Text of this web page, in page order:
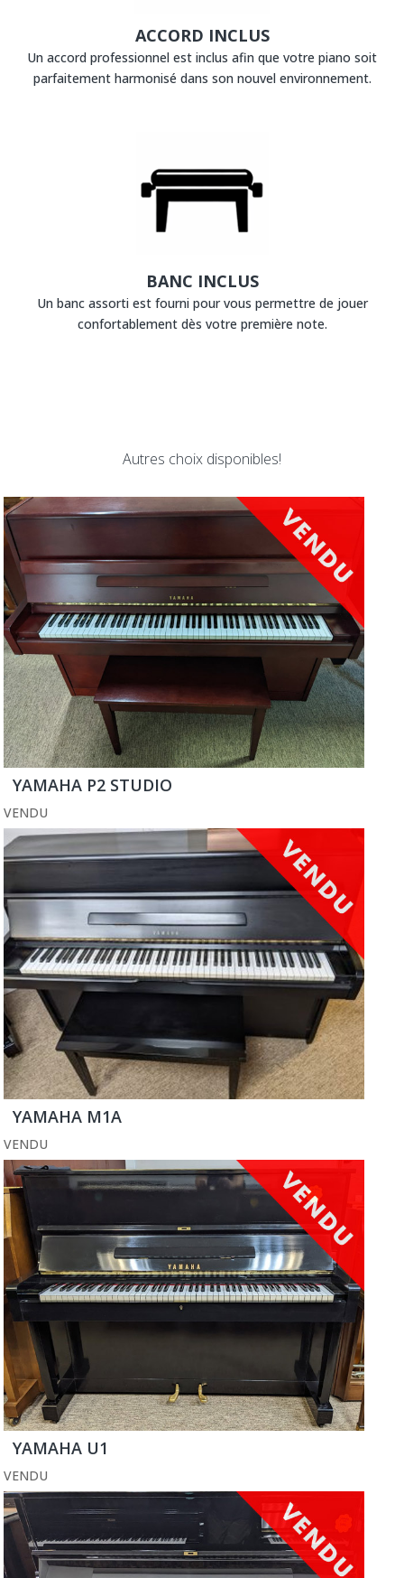
ACCORD INCLUS
Un accord professionnel est inclus afin que votre piano soit
parfaitement harmonisé dans son nouvel environnement.
BANC INCLUS
Un banc assorti est fourni pour vous permettre de jouer
confortablement dès votre première note.
Autres choix disponibles!
YAMAHA P2 STUDIO
VENDU
YAMAHA M1A
VENDU
YAMAHA U1
VENDU